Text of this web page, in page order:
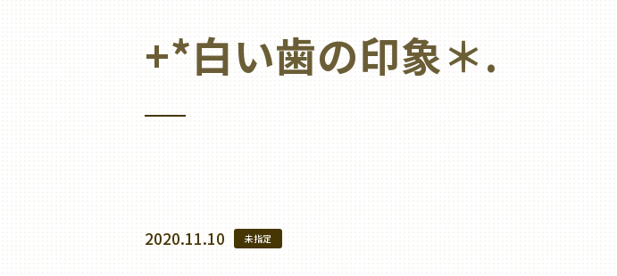
+*白い歯の印象＊.
2020.11.10 未指定